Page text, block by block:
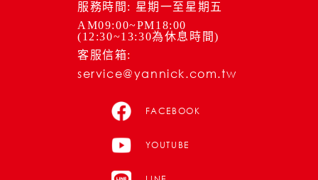
服務時間: 星期一至星期五
AM09:00~PM18:00
(12:30~13:30為休息時間)
客服信箱:
service@yannick.com.tw
FACEBOOK
YOUTUBE